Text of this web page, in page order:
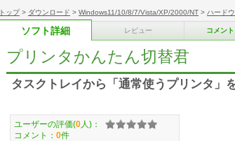
トップ> ダウンロード > Windows11/10/8/7/Vista/XP/2000/NT > ハード
ソフト詳細 レビュー コメン
プリンタかんたん切替君
タスクトレイから「通常使うプリンタ」
ユーザーの評価(0 人)：
コメント： 0件